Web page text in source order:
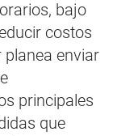
bajo
costos
enviar
principales
que